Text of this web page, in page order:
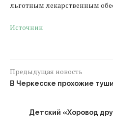
льготным лекарственным
Источник
Предыдущая новость
В Черкесске прохожие
Детский «Хоровод